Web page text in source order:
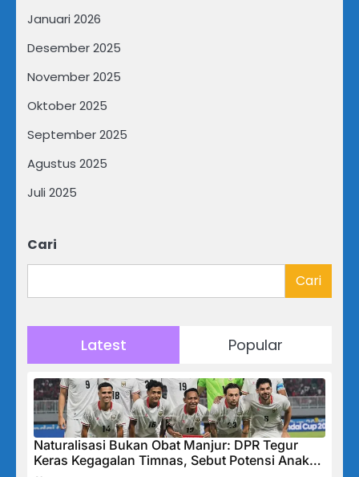
Januari 2026
Desember 2025
November 2025
Oktober 2025
September 2025
Agustus 2025
Juli 2025
Cari
Cari
Latest Popular
Naturalisasi Bukan Obat Manjur: DPR Tegur
Keras Kegagalan Timnas, Sebut Potensi Anak